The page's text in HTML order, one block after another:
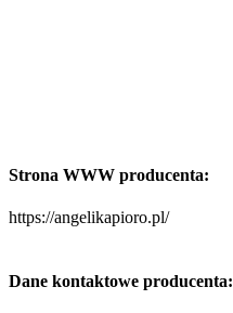
Strona WWW producenta:
https://angelikapioro.pl/
Dane kontaktowe producenta: